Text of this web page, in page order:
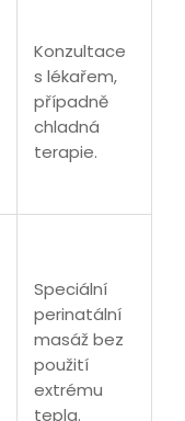
Konzultace
s lékařem,
případně
chladná
terapie.
Speciální
perinatální
masáž bez
použití
extrému
tepla.